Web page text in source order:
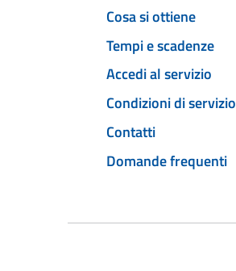
Cosa si ottiene
Tempi e scadenze
Accedi al servizio
Condizioni di servizio
Contatti
Domande frequenti